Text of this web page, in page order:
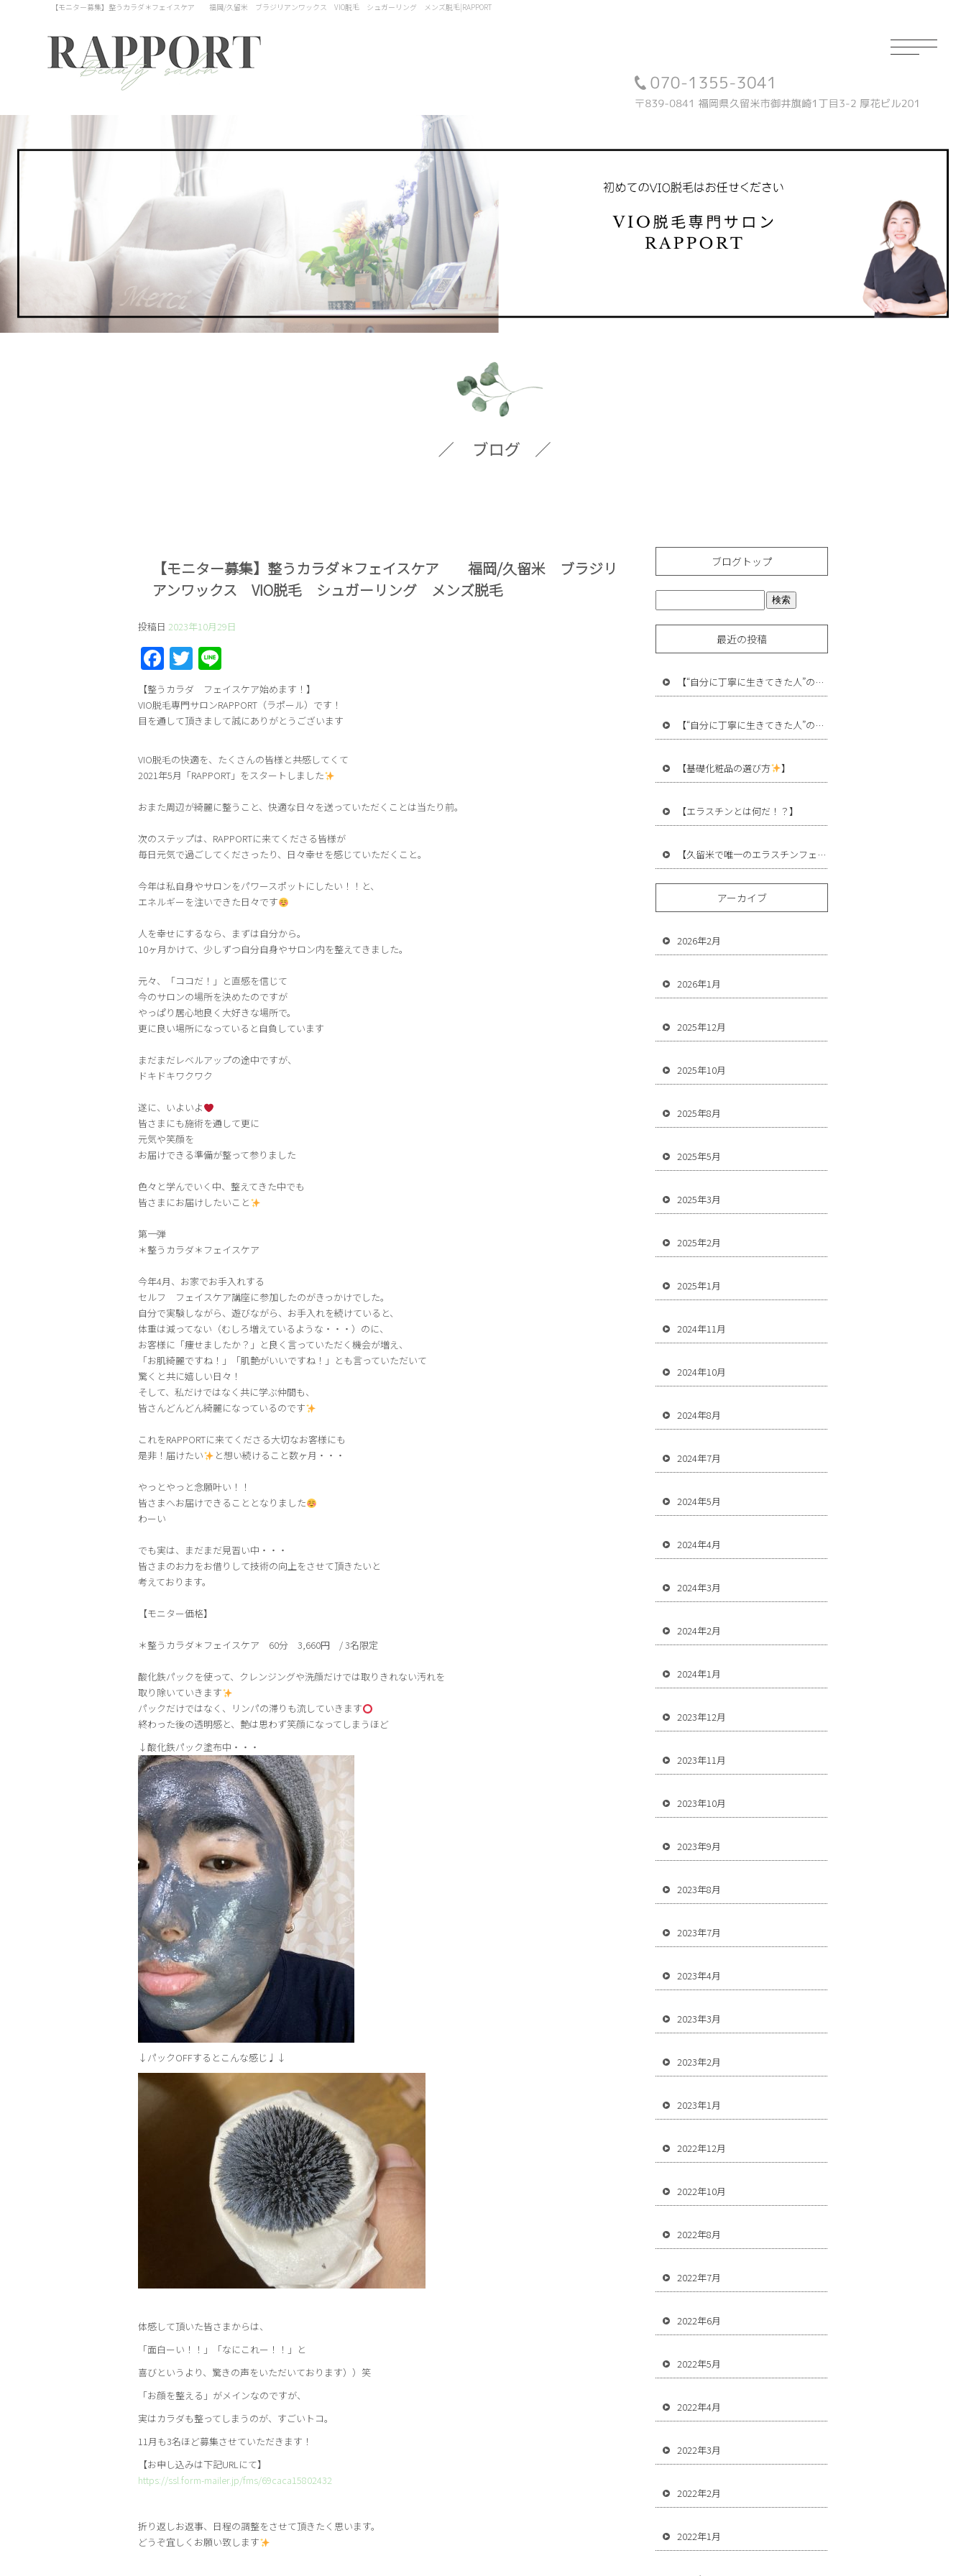
【モニター募集】整うカラダ＊フェイスケア 福岡/久留米 ブラジリアンワックス VIO脱毛 シュガーリング メンズ脱毛|RAPPORT
【モニター募集】整うカラダ＊フェイスケア 福岡/久留米 ブラジリ
アンワックス VIO脱毛 シュガーリング メンズ脱毛
投稿日 2023年10月29日
Facebook
Twitter
【整うカラダ フェイスケア始めます！】
VIO脱毛専門サロンRAPPORT（ラポール）です！
目を通して頂きまして誠にありがとうございます
VIO脱毛の快適を、たくさんの皆様と共感してくて
2021年5月「RAPPORT」をスタートしました
おまた周辺が綺麗に整うこと、快適な日々を送っていただくことは当たり前。
次のステップは、RAPPORTに来てくださる皆様が
毎日元気で過ごしてくださったり、日々幸せを感じていただくこと。
今年は私自身やサロンをパワースポットにしたい！！と、
エネルギーを注いできた日々です
人を幸せにするなら、まずは自分から。
10ヶ月かけて、少しずつ自分自身やサロン内を整えてきました。
元々、「ココだ！」と直感を信じて
今のサロンの場所を決めたのですが
やっぱり居心地良く大好きな場所で。
更に良い場所になっていると自負しています
まだまだレベルアップの途中ですが、
ドキドキワクワク
遂に、いよいよ
皆さまにも施術を通して更に
元気や笑顔を
お届けできる準備が整って参りました
色々と学んでいく中、整えてきた中でも
皆さまにお届けしたいこと
第一弾
＊整うカラダ＊フェイスケア
今年4月、お家でお手入れする
セルフ フェイスケア講座に参加したのがきっかけでした。
自分で実験しながら、遊びながら、お手入れを続けていると、
体重は減ってない（むしろ増えているような・・・）のに、
お客様に「痩せましたか？」と良く言っていただく機会が増え、
「お肌綺麗ですね！」「肌艶がいいですね！」とも言っていただいて
驚くと共に嬉しい日々！
そして、私だけではなく共に学ぶ仲間も、
皆さんどんどん綺麗になっているのです
これをRAPPORTに来てくださる大切なお客様にも
是非！届けたい
と想い続けること数ヶ月・・・
やっとやっと念願叶い！！
皆さまへお届けできることとなりました
わーい
でも実は、まだまだ見習い中・・・
皆さまのお力をお借りして技術の向上をさせて頂きたいと
考えております。
【モニター価格】
＊整うカラダ＊フェイスケア 60分 3,660円 / 3名限定
酸化鉄パックを使って、クレンジングや洗顔だけでは取りきれない汚れを
取り除いていきます
パックだけではなく、リンパの滞りも流していきます
終わった後の透明感と、艶は思わず笑顔になってしまうほど
↓酸化鉄パック塗布中・・・
↓パックOFFするとこんな感じ♩↓
体感して頂いた皆さまからは、
「面白ーい！！」「なにこれー！！」と⁡
喜びというより、驚きの声をいただいております））笑
「お顔を整える」がメインなのですが、
実はカラダも整ってしまうのが⁡、すごいトコ。
11月も3名ほど募集させていただきます！
【お申し込みは下記URLにて】
https://ssl.form-mailer.jp/fms/69caca15802432
折り返しお返事、日程の調整をさせて頂きたく思います。
どうぞ宜しくお願い致します
ブログトップ
最近の投稿
【“自分に丁寧に生きてきた人”の差】
【“自分に丁寧に生きてきた人”の差】
【基礎化粧品の選び方 】
【エラスチンとは何だ！？】
【久留米で唯一のエラスチンフェイシャルケア
アーカイブ
2026年2月
2026年1月
2025年12月
2025年10月
2025年8月
2025年5月
2025年3月
2025年2月
2025年1月
2024年11月
2024年10月
2024年8月
2024年7月
2024年5月
2024年4月
2024年3月
2024年2月
2024年1月
2023年12月
2023年11月
2023年10月
2023年9月
2023年8月
2023年7月
2023年4月
2023年3月
2023年2月
2023年1月
2022年12月
2022年10月
2022年8月
2022年7月
2022年6月
2022年5月
2022年4月
2022年3月
2022年2月
2022年1月